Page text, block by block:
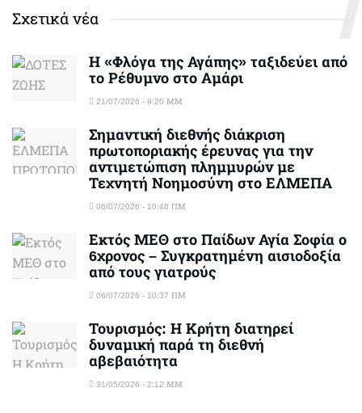
Σχετικά νέα
Η «Φλόγα της Αγάπης» ταξιδεύει από
το Ρέθυμνο στο Αμάρι
21/07/2026 - 9:20 ΜΜ
Σημαντική διεθνής διάκριση
πρωτοποριακής έρευνας για την
αντιμετώπιση πλημμυρών με
Τεχνητή Νοημοσύνη στο ΕΛΜΕΠΑ
06/07/2026 - 10:48 ΠΜ
Εκτός ΜΕΘ στο Παίδων Αγία Σοφία ο
6χρονος – Συγκρατημένη αισιοδοξία
από τους γιατρούς
06/07/2026 - 10:37 ΠΜ
Τουρισμός: Η Κρήτη διατηρεί
δυναμική παρά τη διεθνή
αβεβαιότητα
31/05/2026 - 2:12 ΜΜ